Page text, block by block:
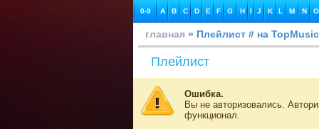
0-9 A B C D E F G H I J K L M N O
главная » Плейлист # на TopMusic
Плейлист
Ошибка.
Вы не авторизовались.
функционал.